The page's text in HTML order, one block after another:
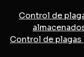
Control de
Control de plagas